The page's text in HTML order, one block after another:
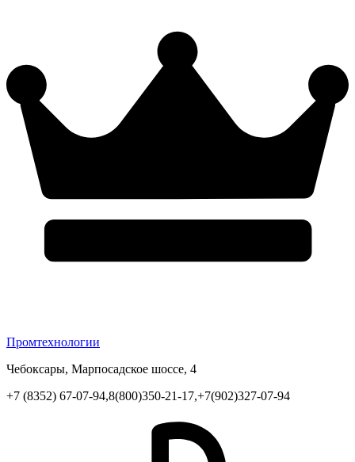
Промтехнологии
Чебоксары, Марпосадское шоссе, 4
+7 (8352) 67-07-94,8(800)350-21-17,+7(902)327-07-94